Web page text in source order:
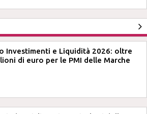
Investimenti e Liquidità 2026: oltre
di euro per le PMI delle Marche